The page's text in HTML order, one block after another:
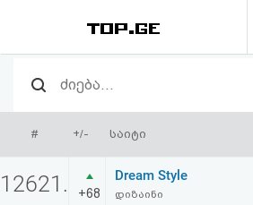
რეიტინგი
(მთავარი)
ფოსტა
# +/- საიტი
12621. +68
Dream Style
დიზაინი